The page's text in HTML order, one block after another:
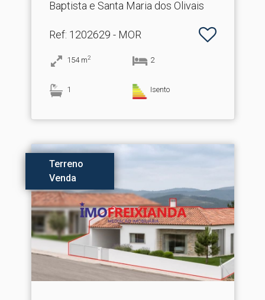
Baptista e Santa Maria dos Olivais
Ref: 1202629 - MOR
154 m2 2
1 Isento
Terreno
Venda